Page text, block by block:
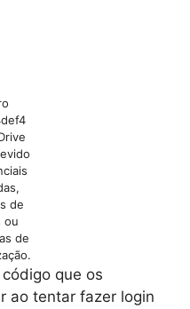
de
ou
de
que os
ao tentar fazer login